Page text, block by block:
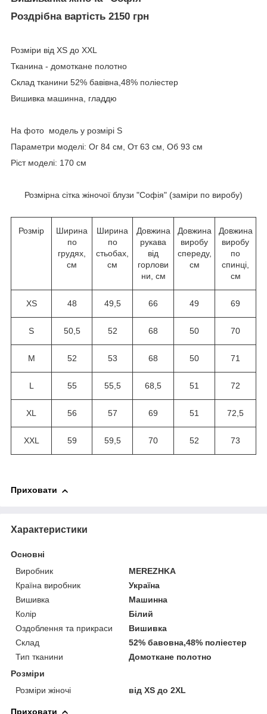
Роздрібна вартість 2150 грн
Розміри від XS до XXL
Тканина - домоткане полотно
Склад тканини 52% бавівна,48% поліестер
Вишивка машинна, гладдю
На фото модель у розмірі S
Параметри моделі: Ог 84 см, От 63 см, Об 93 см
Ріст моделі: 170 см
Розмірна сітка жіночої блузи "Софія" (заміри по виробу)
Розмір
Ширина
по
грудях,
см
Ширина
по
стьобах,
см
Довжина
рукава
від
горлови
ни, см
Довжина
виробу
спереду,
см
Довжина
виробу
по
спинці,
см
XS 48 49,5 66 49 69
S 50,5 52 68 50 70
M 52 53 68 50 71
L 55 55,5 68,5 51 72
XL 56 57 69 51 72,5
XXL 59 59,5 70 52 73
Приховати
Характеристики
Основні
Виробник
MEREZHKA
Країна виробник
Україна
Вишивка
Машинна
Колір
Білий
Оздоблення та прикраси
Вишивка
Склад
52% бавовна,48% поліестер
Тип тканини
Домоткане полотно
Розміри
Розміри жіночі
від XS до 2XL
Приховати